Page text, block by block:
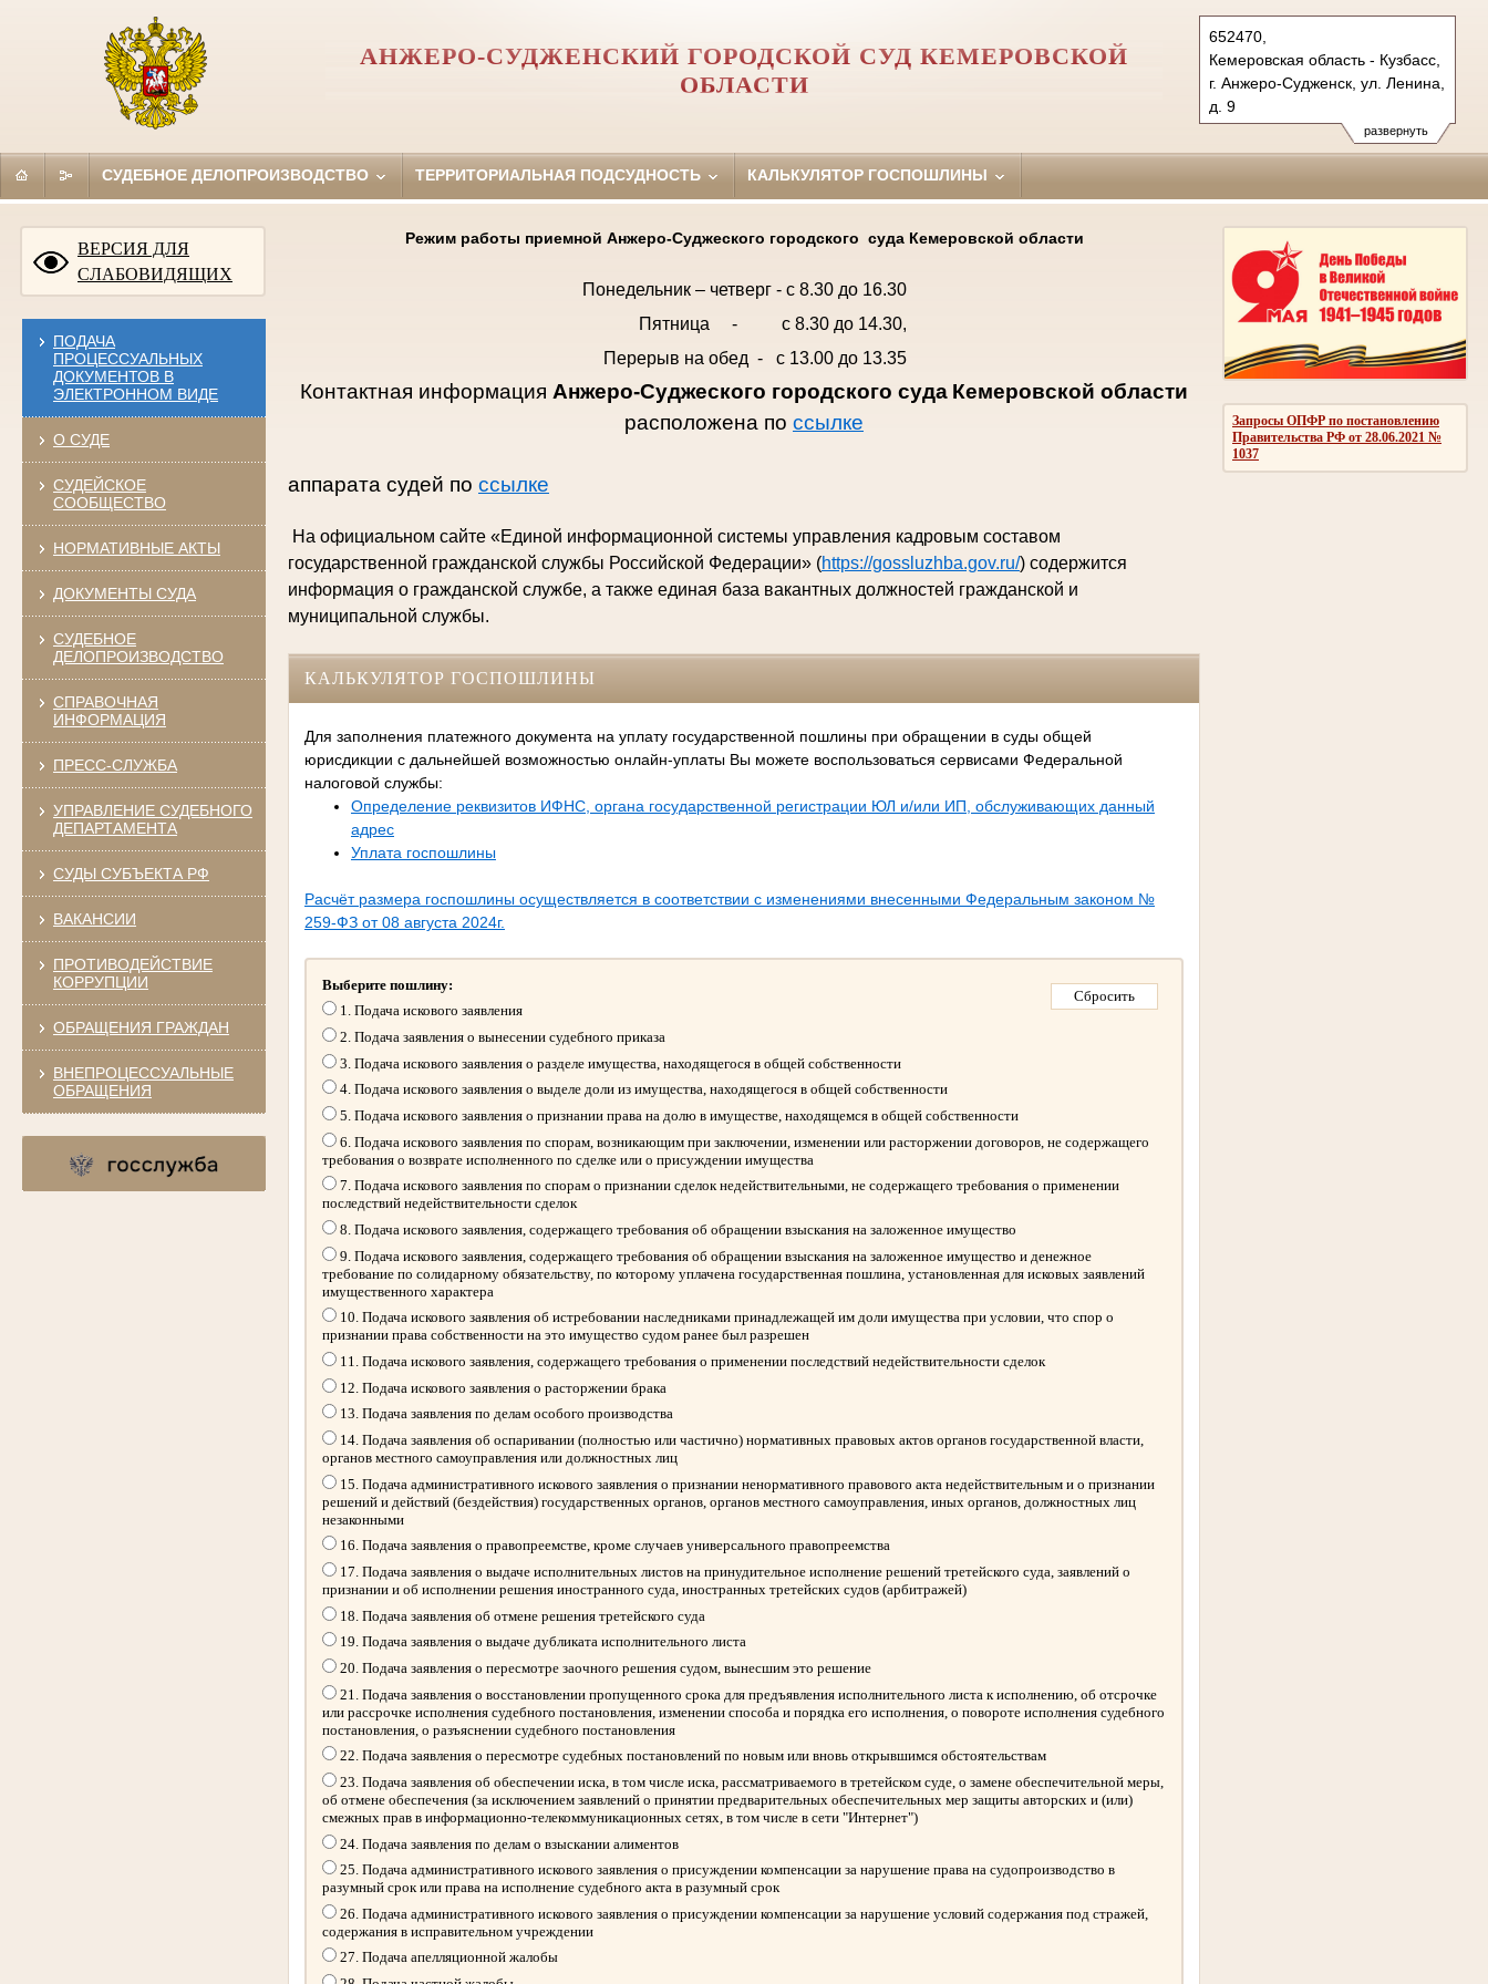
развернуть
652470,
Кемеровская область - Кузбасс,
г. Анжеро-Судженск, ул. Ленина,
д. 9
Тел.: (384-53) 6-22-86
anzhero-
АНЖЕРО-СУДЖЕНСКИЙ ГОРОДСКОЙ СУД КЕМЕРОВСКОЙ
ОБЛАСТИ
СУДЕБНОЕ ДЕЛОПРОИЗВОДСТВО ТЕРРИТОРИАЛЬНАЯ ПОДСУДНОСТЬ КАЛЬКУЛЯТОР ГОСПОШЛИНЫ
ВЕРСИЯ ДЛЯ
СЛАБОВИДЯЩИХ
ПОДАЧА
ПРОЦЕССУАЛЬНЫХ
ДОКУМЕНТОВ В
ЭЛЕКТРОННОМ ВИДЕ
О СУДЕ
СУДЕЙСКОЕ
СООБЩЕСТВО
НОРМАТИВНЫЕ АКТЫ
ДОКУМЕНТЫ СУДА
СУДЕБНОЕ
ДЕЛОПРОИЗВОДСТВО
СПРАВОЧНАЯ
ИНФОРМАЦИЯ
ПРЕСС-СЛУЖБА
УПРАВЛЕНИЕ СУДЕБНОГО
ДЕПАРТАМЕНТА
СУДЫ СУБЪЕКТА РФ
ВАКАНСИИ
ПРОТИВОДЕЙСТВИЕ
КОРРУПЦИИ
ОБРАЩЕНИЯ ГРАЖДАН
ВНЕПРОЦЕССУАЛЬНЫЕ
ОБРАЩЕНИЯ
Запросы ОПФР по постановлению
Правительства РФ от 28.06.2021 №
1037
Режим работы приемной Анжеро-Суджеского городского суда Кемеровской области
Понедельник – четверг - с 8.30 до 16.30
Пятница - с 8.30 до 14.30,
Перерыв на обед - с 13.00 до 13.35
Контактная информация Анжеро-Суджеского городского суда Кемеровской области
расположена по ссылке
аппарата судей по ссылке
На официальном сайте «Единой информационной системы управления кадровым составом
государственной гражданской службы Российской Федерации» (https://gossluzhba.gov.ru/) содержится
информация о гражданской службе, а также единая база вакантных должностей гражданской и
муниципальной службы.
КАЛЬКУЛЯТОР ГОСПОШЛИНЫ
Для заполнения платежного документа на уплату государственной пошлины при обращении в суды общей
юрисдикции с дальнейшей возможностью онлайн-уплаты Вы можете воспользоваться сервисами Федеральной
налоговой службы:
Определение реквизитов ИФНС, органа государственной регистрации ЮЛ и/или ИП, обслуживающих данный
адрес
Уплата госпошлины
Расчёт размера госпошлины осуществляется в соответствии с изменениями внесенными Федеральным законом №
259-ФЗ от 08 августа 2024г.
Выберите пошлину:
1. Подача искового заявления
2. Подача заявления о вынесении судебного приказа
3. Подача искового заявления о разделе имущества, находящегося в общей собственности
4. Подача искового заявления о выделе доли из имущества, находящегося в общей собственности
5. Подача искового заявления о признании права на долю в имуществе, находящемся в общей собственности
6. Подача искового заявления по спорам, возникающим при заключении, изменении или расторжении договоров, не содержащего
требования о возврате исполненного по сделке или о присуждении имущества
7. Подача искового заявления по спорам о признании сделок недействительными, не содержащего требования о применении
последствий недействительности сделок
8. Подача искового заявления, содержащего требования об обращении взыскания на заложенное имущество
9. Подача искового заявления, содержащего требования об обращении взыскания на заложенное имущество и денежное
требование по солидарному обязательству, по которому уплачена государственная пошлина, установленная для исковых заявлений
имущественного характера
10. Подача искового заявления об истребовании наследниками принадлежащей им доли имущества при условии, что спор о
признании права собственности на это имущество судом ранее был разрешен
11. Подача искового заявления, содержащего требования о применении последствий недействительности сделок
12. Подача искового заявления о расторжении брака
13. Подача заявления по делам особого производства
14. Подача заявления об оспаривании (полностью или частично) нормативных правовых актов органов государственной власти,
органов местного самоуправления или должностных лиц
15. Подача административного искового заявления о признании ненормативного правового акта недействительным и о признании
решений и действий (бездействия) государственных органов, органов местного самоуправления, иных органов, должностных лиц
незаконными
16. Подача заявления о правопреемстве, кроме случаев универсального правопреемства
17. Подача заявления о выдаче исполнительных листов на принудительное исполнение решений третейского суда, заявлений о
признании и об исполнении решения иностранного суда, иностранных третейских судов (арбитражей)
18. Подача заявления об отмене решения третейского суда
19. Подача заявления о выдаче дубликата исполнительного листа
20. Подача заявления о пересмотре заочного решения судом, вынесшим это решение
21. Подача заявления о восстановлении пропущенного срока для предъявления исполнительного листа к исполнению, об отсрочке
или рассрочке исполнения судебного постановления, изменении способа и порядка его исполнения, о повороте исполнения судебного
постановления, о разъяснении судебного постановления
22. Подача заявления о пересмотре судебных постановлений по новым или вновь открывшимся обстоятельствам
23. Подача заявления об обеспечении иска, в том числе иска, рассматриваемого в третейском суде, о замене обеспечительной меры,
об отмене обеспечения (за исключением заявлений о принятии предварительных обеспечительных мер защиты авторских и (или)
смежных прав в информационно-телекоммуникационных сетях, в том числе в сети "Интернет")
24. Подача заявления по делам о взыскании алиментов
25. Подача административного искового заявления о присуждении компенсации за нарушение права на судопроизводство в
разумный срок или права на исполнение судебного акта в разумный срок
26. Подача административного искового заявления о присуждении компенсации за нарушение условий содержания под стражей,
содержания в исправительном учреждении
27. Подача апелляционной жалобы